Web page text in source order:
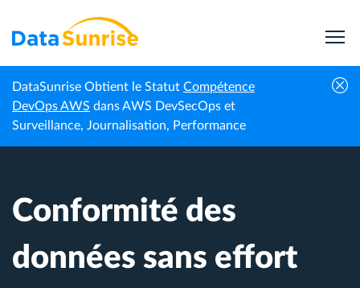
DataSunrise Obtient le Statut Compétence
DevOps AWS dans AWS DevSecOps et
Surveillance, Journalisation, Performance
Accueil
Centre de
connaissances
Conformité des données sans effort pour
Apache Cassandra
Conformité des
données sans effort